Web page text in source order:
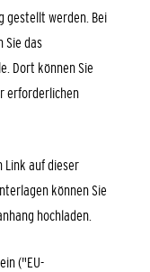
gestellt werden. Bei
Sie das
Dort können Sie
erforderlichen
Link auf dieser
können Sie
hochladen.
("EU-